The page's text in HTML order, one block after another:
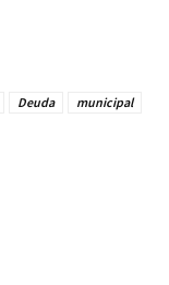
Deuda
municipal